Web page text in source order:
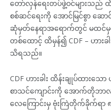
တော်လှန်ရေးတပ်ဖွဲ့ဝင်များသည်
စစ်ဆင်ရေးကို အောင်မြင်စွာ ဆ
ဆုံမှတ်နေရာအရောက်တွင် မထင်
တစ်ထောင့် ထိမှန်၍ CDF – ဟား
သိရသည်။
CDF ဟားခါး ထိန်းချုပ်ထားသော
စာသင်ကျောင်းကို အောက်တိုဘ
လေကြောင်းမှ ဗုံးကြဲတိုက်ခိုက်ရာ